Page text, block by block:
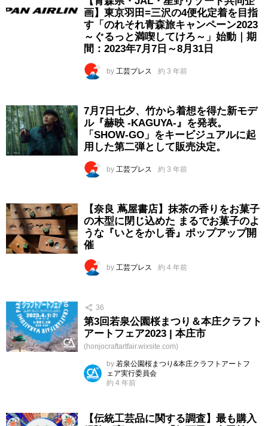
画】東京羽田=三沢の4便化定着を目指
す「のれそれ青森旅キャンペーン2023
～ぐるっと満喫してけろ～」始動｜期
間：2023年7月7日～8月31日
by 工芸プレス 約 3 年前
7月7日七夕、竹から着想を得た新モデ
ル『赫映 -KAGUYA-』を発表。
「SHOW-GO」をキービジュアルに起
用した第二弾として販売決定。
by 工芸プレス 約 3 年前
【奈良 蔦屋書店】抹茶の香りをお菓子
の木型に閉じ込めた まるでお菓子のよ
うな『いとをかし香』ポップアップ開
催
by 工芸プレス 約 4 年前
36
第3回若泉公園桜まつり＆本庄クラフト
アートフェア2023 | 本庄市
(honjocraftartfair.wixsite.com)
by 若泉公園桜まつり&本庄クラフトアートフ
ェア実行委員会
約 4 年前
【伝統工芸品に関する調査】最も購入